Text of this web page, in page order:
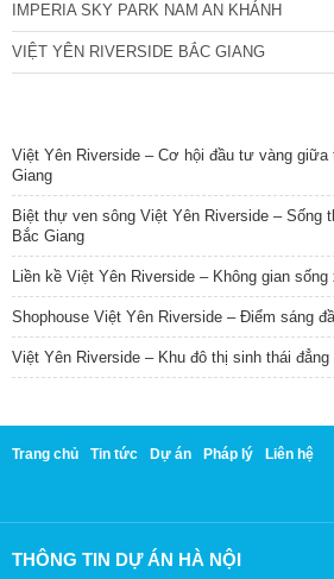
IMPERIA SKY PARK NAM AN KHÁNH
VIỆT YÊN RIVERSIDE BẮC GIANG
Việt Yên Riverside – Cơ hội đầu tư vàng giữa
Giang
Biệt thự ven sông Việt Yên Riverside – Sống
Bắc Giang
Liền kề Việt Yên Riverside – Không gian
Shophouse Việt Yên Riverside – Điểm sáng
Việt Yên Riverside – Khu đô thị sinh thái
Trang chủ Tin tức Dự án Pháp lý Liên hệ
THÔNG TIN DỰ ÁN HÀ NỘI